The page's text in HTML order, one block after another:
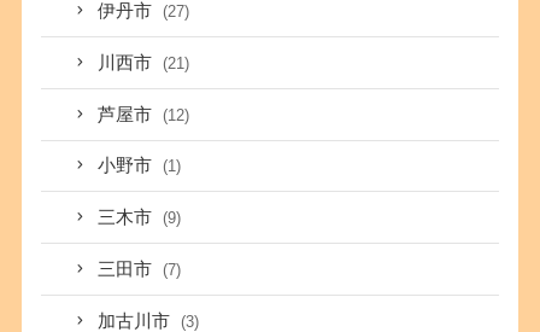
伊丹市 (27)
川西市 (21)
芦屋市 (12)
小野市 (1)
三木市 (9)
三田市 (7)
加古川市 (3)